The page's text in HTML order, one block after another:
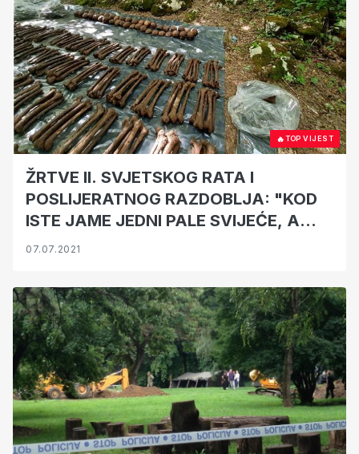
🔥TOP VIJEST
ŽRTVE II. SVJETSKOG RATA I
POSLIJERATNOG RAZDOBLJA: "KOD
ISTE JAME JEDNI PALE SVIJEĆE, A
DRUGI BACAJU SMEĆE"
07.07.2021